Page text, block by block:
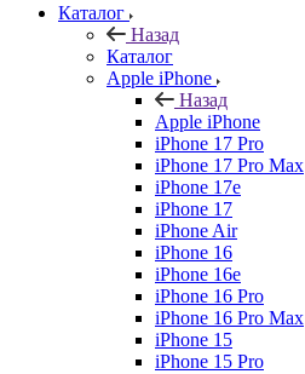
Каталог
Назад
Каталог
Apple iPhone
Назад
Apple iPhone
iPhone 17 Pro
iPhone 17 Pro Max
iPhone 17e
iPhone 17
iPhone Air
iPhone 16
iPhone 16e
iPhone 16 Pro
iPhone 16 Pro Max
iPhone 15
iPhone 15 Pro